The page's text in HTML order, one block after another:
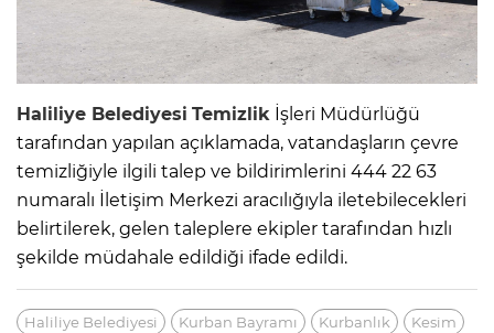
Haliliye Belediyesi Temizlik İşleri Müdürlüğü
tarafından yapılan açıklamada, vatandaşların çevre
temizliğiyle ilgili talep ve bildirimlerini 444 22 63
numaralı İletişim Merkezi aracılığıyla iletebilecekleri
belirtilerek, gelen taleplere ekipler tarafından hızlı
şekilde müdahale edildiği ifade edildi.
Haliliye Belediyesi Kurban Bayramı Kurbanlık
Kesim